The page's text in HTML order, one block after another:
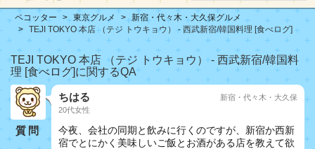
ペコッター 東京グルメ
新宿・代々木・大久保グルメ
TEJI TOKYO 本店 （テジ トウキョウ） - 西武新宿/韓国料理 [食べログ]
TEJI TOKYO 本店 （テジ トウキョウ） - 西武新宿/韓国料
理 [食べログ]に関するQA
質問
ちはる
20代女性
新宿・代々木・大久保
今夜、会社の同期と飲みに行くのですが、新宿か西新
宿でとにかく美味しいご飯とお酒がある店を教えて欲